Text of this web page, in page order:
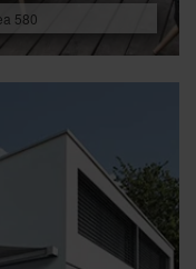
580